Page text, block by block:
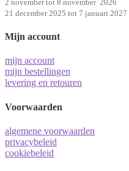
2 november tot 8 november 2026
21 december 2025 tot 7 januari 2027
Mijn account
mijn account
mijn bestellingen
levering en retouren
Voorwaarden
algemene voorwaarden
privacybeleid
cookiebeleid